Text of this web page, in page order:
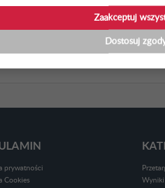
Zaakceptuj
Dostosuj
Wodociągi,
realizowane jest w ramach
prywatności
Cookies
Wyniki